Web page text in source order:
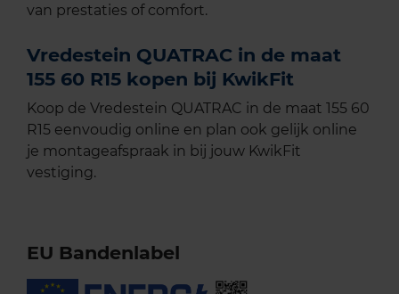
van prestaties of comfort.
Vredestein QUATRAC in de maat
155 60 R15 kopen bij KwikFit
Koop de Vredestein QUATRAC in de maat 155 60
R15 eenvoudig online en plan ook gelijk online
je montageafspraak in bij jouw KwikFit
vestiging.
EU Bandenlabel